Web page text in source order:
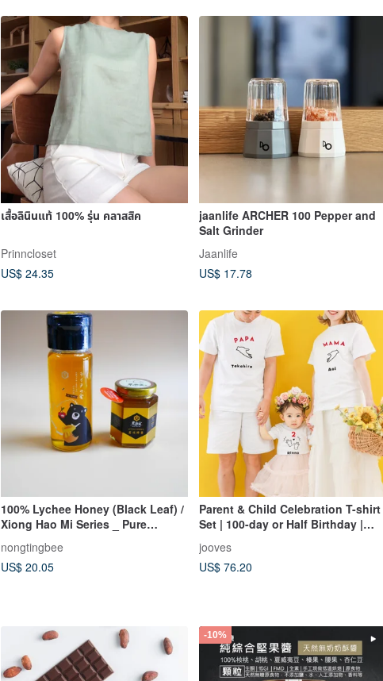
เสื้อลินินแท้ 100% รุ่น คลาสสิค
Prinncloset
US$ 24.35
jaanlife ARCHER 100 Pepper and
Salt Grinder
Jaanlife
US$ 17.78
100% Lychee Honey (Black Leaf) /
Xiong Hao Mi Series _ Pure
Taiwanese Honey / Wedding
Favors
nongtingbee
US$ 20.05
Parent & Child Celebration T-shirt
Set | 100-day or Half Birthday |
(3 pcs) | Baby Shower Gift | First
Meal Ceremony
jooves
US$ 76.20
-10%